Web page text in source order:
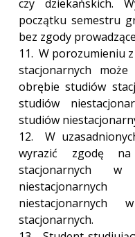
czy dziekańskich.
początku semestru
bez zgody
11. W porozumieniu
stacjonarnych
obrębie studiów
studiów
studiów
12. W
wyrazić zgodę
stacjonarnych
stacjonarnych.